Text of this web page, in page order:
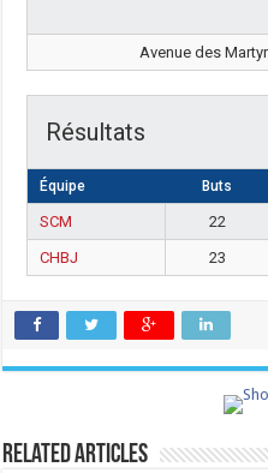
Avenue des
Résultats
Équipe Buts
SCM 22
CHBJ
23
Related Articles